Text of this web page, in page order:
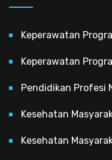
Keperawatan
Keperawatan
Pendidikan Profesi
Kesehatan
Kesehatan